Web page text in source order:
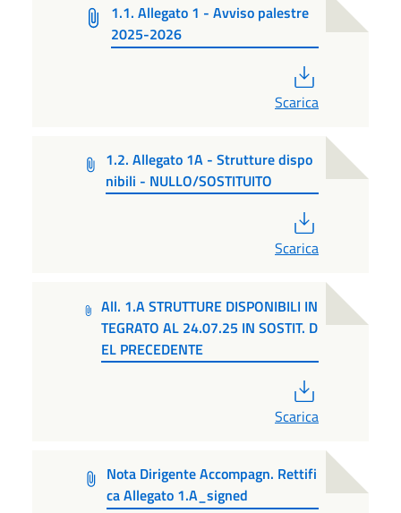
1.1. Allegato 1 - Avviso palestre
2025-2026
Scarica
1.2. Allegato 1A - Strutture dispo
nibili - NULLO/SOSTITUITO
Scarica
All. 1.A STRUTTURE DISPONIBILI IN
TEGRATO AL 24.07.25 IN SOSTIT. D
EL PRECEDENTE
Scarica
Nota Dirigente Accompagn. Rettifi
ca Allegato 1.A_signed